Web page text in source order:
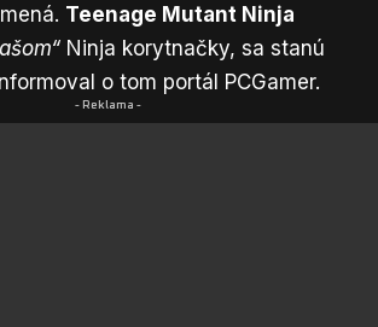
Teenage Mutant Ninja
Ninja korytnačky, sa stanú
o tom portál PCGamer.
- Reklama -